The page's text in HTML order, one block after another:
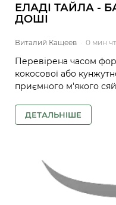
ЕЛАДІ ТАЙЛА -
ДОШІ
Виталий Кащеев · 0 мин
Перевірена часом
кокосової або
приємного м'якого
різних шкірних
дерматит і
ДЕТАЛЬНІШЕ